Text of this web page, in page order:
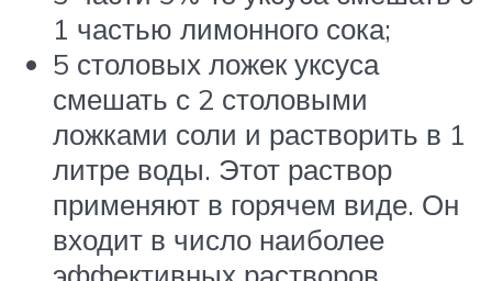
1 частью лимонного сока;
5 столовых ложек уксуса
смешать с 2 столовыми
ложками соли и растворить в 1
литре воды. Этот раствор
применяют в горячем виде. Он
входит в число наиболее